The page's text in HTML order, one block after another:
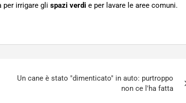
per irrigare gli spazi verdi e per lavare le aree comuni.
Un cane è stato "dimenticato" in auto: purtroppo
non ce l'ha fatta